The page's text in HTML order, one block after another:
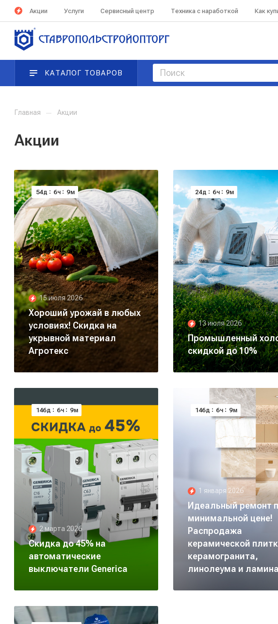
Акции Услуги Сервисный центр Техника с наработкой Как
КАТАЛОГ ТОВАРОВ
Главная — Акции
Акции
15 июля 2026
Хороший урожай в любых
условиях! Скидка на
укрывной материал
Агротекс
54д 6ч 9м
13 июля 2026
Промышленный
скидкой до 10%
24д 6ч 9м
2 марта 2026
Скидка до 45% на
автоматические
выключатели Generica
146д 6ч 9м
1 января 2026
Идеальный ремонт
минимальной цене!
Распродажа
керамической
керамогранита,
линолеума и
146д 6ч 9м